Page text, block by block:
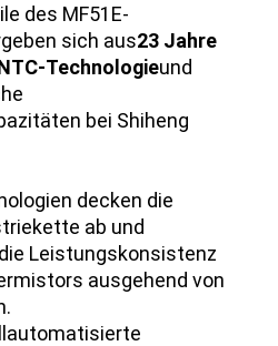
des MF51E-
sich aus23 Jahre
Technologieund
bei Shiheng
decken die
ab und
Leistungskonsistenz
ausgehend von